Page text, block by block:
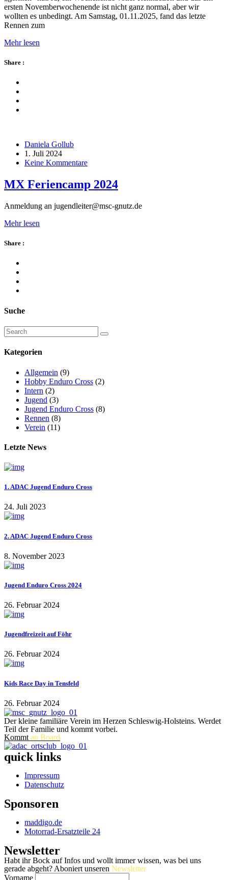
ersten Novemberwochenende ist nicht ganz normal, aber wir
wollten es unbedingt. Am Samstag, 01.11.2025, fand das letzte
Rennen zum
Mehr lesen
Share :
Daniela Gollub
1. Juli 2024
Keine Kommentare
MX Feriencamp 2024
Anmeldung an jugendleiter@msc-gnutz.de
Mehr lesen
Share :
Suche
Kategorien
Allgemein (9)
Hobby Enduro Cross (2)
Intern (2)
Jugend (3)
Jugend Enduro Cross (8)
Rennen (8)
Verein (11)
Letzte News
1. ADAC Jugend Enduro Cross
24. Juli 2023
2. ADAC Jugend Enduro Cross
8. November 2023
Jugend Enduro Cross 2024
26. Februar 2024
Jugendfreizeit auf Föhr
26. Februar 2024
Kids Race Day in Tensfeld
26. Februar 2024
Der kleine familiäre Verein im Herzen Schleswig-Holsteins. Werdet
Teil der Familie und kommt vorbei.
Kommt an Board
quick links
Impressum
Datenschutz
Sponsoren
maddigo.de
Motorrad-Ersatzteile 24
Newsletter
Habt ihr Bock auf Infos und wollt immer wissen, was bei uns
gerade abgeht? Aboniert unseren Newsletter
Vorname